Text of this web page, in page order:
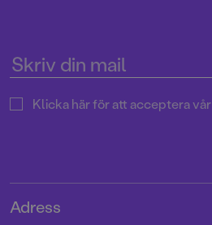
Klicka här för att acceptera vår
Adress